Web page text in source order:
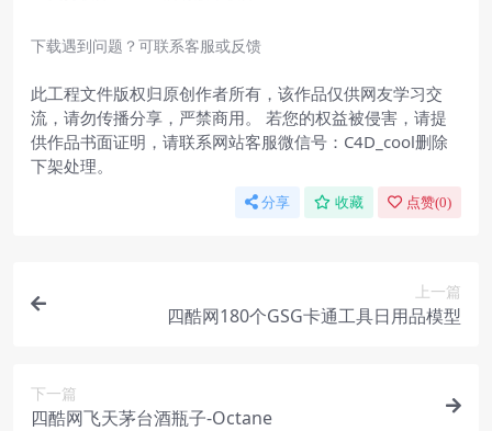
下载遇到问题？可联系客服或反馈
此工程文件版权归原创作者所有，该作品仅供网友学习交
流，请勿传播分享，严禁商用。 若您的权益被侵害，请提
供作品书面证明，请联系网站客服微信号：C4D_cool删除
下架处理。
分享 收藏 点赞(0)
上一篇
四酷网180个GSG卡通工具日用品模型
下一篇
四酷网飞天茅台酒瓶子-Octane